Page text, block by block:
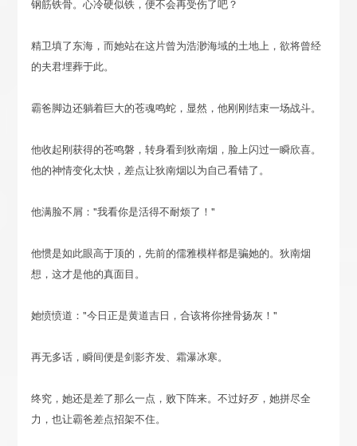
钢筋铁骨。心冷硬似铁，便不会再受伤了吧？
精卫填了东海，而她站在这片曾为浩渺海域的土地上，欲将曾经
的夫君埋葬于此。
霸爸脚边还躺着巨大的苍魂鸣蛇，显然，他刚刚结束一场战斗。
他收起刚获得的苍鸣磐，转身看到狄南烟，脸上闪过一瞬欣喜。
他的神情变化太快，差点让狄南烟以为自己看错了。
他满脸不屑："我看你是活得不耐烦了！"
他惯是如此眼高于顶的，先前的儒雅模样都是骗她的。狄南烟
想，这才是他的真面目。
她愤愤道："今日正是黄道吉日，合该将你挫骨扬灰！"
再无多话，瞬间便是剑影齐发、霜瀑冰寒。
终究，她还是差了那么一点，败下阵来。不过好歹，她拼尽全
力，也让霸爸差点招架不住。